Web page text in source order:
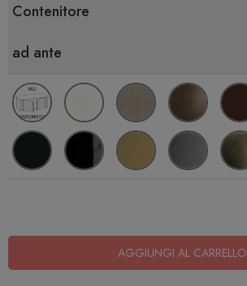
Contenitore
ad ante
AGGIUNGI AL CARRELLO